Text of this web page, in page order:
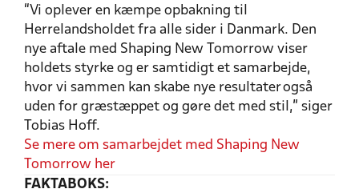
“Vi oplever en kæmpe opbakning til
Herrelandsholdet fra alle sider i Danmark. Den
nye aftale med Shaping New Tomorrow viser
holdets styrke og er samtidigt et samarbejde,
hvor vi sammen kan skabe nye resultater også
uden for græstæppet og gøre det med stil,” siger
Tobias Hoff.
Se mere om samarbejdet med Shaping New
Tomorrow her
FAKTABOKS: